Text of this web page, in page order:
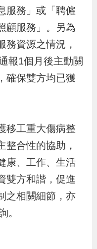
服務」或「聘僱
顧服務」。另為
務資源之情況，
報1個月後主動關
確保雙方均已獲
工重大傷病整
整合性的協助，
康、工作、生活
雙方和諧，促進
之相關細節，亦
。